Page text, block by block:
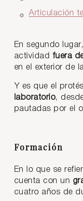
Articulación
En segundo
actividad fuera
en el exterior de
Y es que el
laboratorio,
pautadas por el
Formación
En lo que se
cuenta con un
cuatro años de